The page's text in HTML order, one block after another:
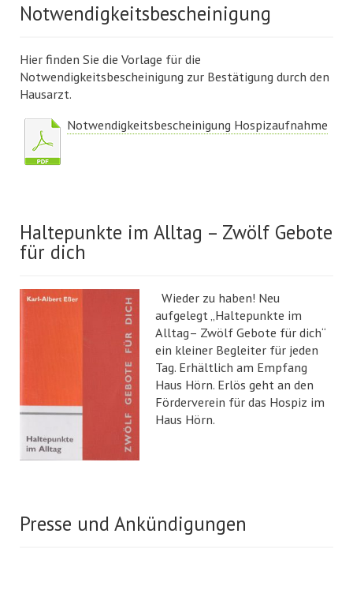
Notwendigkeitsbescheinigung
Hier finden Sie die Vorlage für die
Notwendigkeitsbescheinigung zur Bestätigung durch den
Hausarzt.
Notwendigkeitsbescheinigung Hospizaufnahme
Haltepunkte im Alltag – Zwölf Gebote
für dich
Wieder zu haben! Neu
aufgelegt „Haltepunkte im
Alltag– Zwölf Gebote für dich“
ein kleiner Begleiter für jeden
Tag. Erhältlich am Empfang
Haus Hörn. Erlös geht an den
Förderverein für das Hospiz im
Haus Hörn.
Presse und Ankündigungen